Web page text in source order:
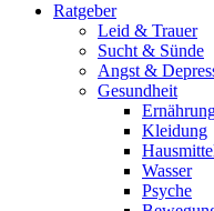
Ratgeber
Leid & Trauer
Sucht & Sünde
Angst &
Gesundheit
Kleidung
Wasser
Psyche